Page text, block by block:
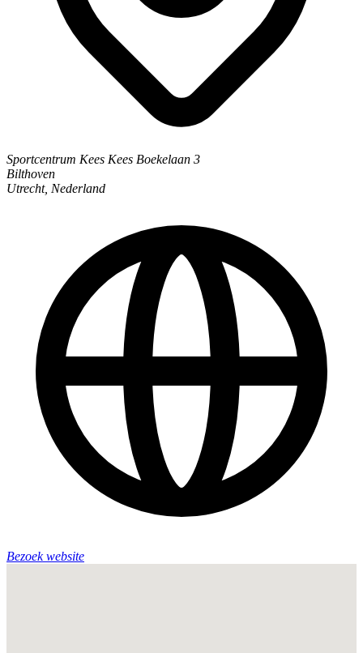
Sportcentrum Kees Kees Boekelaan 3
Bilthoven
Utrecht, Nederland
Bezoek website